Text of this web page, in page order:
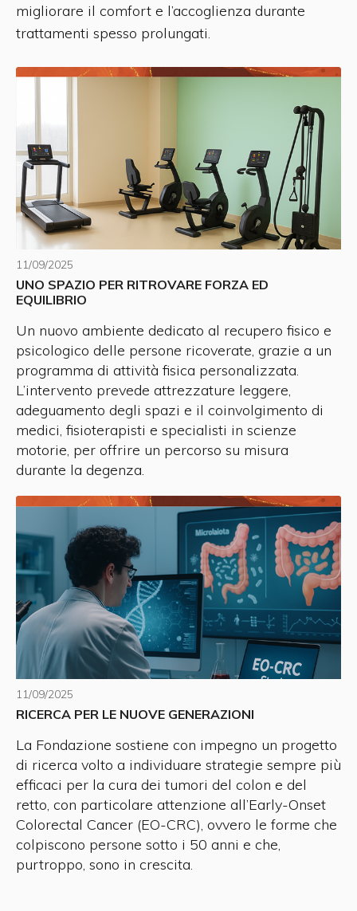
migliorare il comfort e l’accoglienza durante
trattamenti spesso prolungati.
11/09/2025
UNO SPAZIO PER RITROVARE FORZA ED
EQUILIBRIO
Un nuovo ambiente dedicato al recupero fisico e
psicologico delle persone ricoverate, grazie a un
programma di attività fisica personalizzata.
L’intervento prevede attrezzature leggere,
adeguamento degli spazi e il coinvolgimento di
medici, fisioterapisti e specialisti in scienze
motorie, per offrire un percorso su misura
durante la degenza.
11/09/2025
RICERCA PER LE NUOVE GENERAZIONI
La Fondazione sostiene con impegno un progetto
di ricerca volto a individuare strategie sempre più
efficaci per la cura dei tumori del colon e del
retto, con particolare attenzione all’Early-Onset
Colorectal Cancer (EO-CRC), ovvero le forme che
colpiscono persone sotto i 50 anni e che,
purtroppo, sono in crescita.